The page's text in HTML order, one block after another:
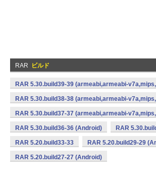
RAR ビルド
RAR 5.30.build39-39 (armeabi,armeabi-
RAR 5.30.build38-38 (armeabi,armeabi-
RAR 5.30.build37-37 (armeabi,armeabi-
RAR 5.30.build36-36 (Android) RAR
RAR 5.20.build33-33 RAR 5.20.build29-29
RAR 5.20.build27-27 (Android)